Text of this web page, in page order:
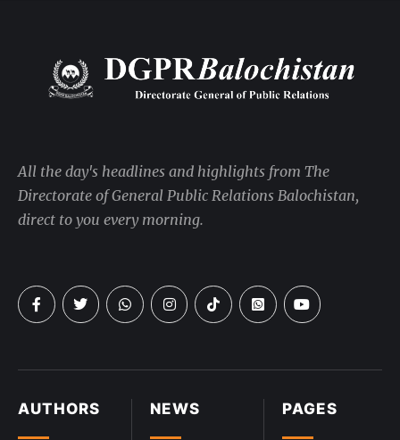
PAGES
NEWS
AUTHORS
All the day's headlines and highlights from The
Directorate of General Public Relations Balochistan,
direct to you every morning.